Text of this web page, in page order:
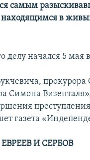
самым
находящимся в
делу начался 5 мая
Симона
газета
И СЕРБОВ